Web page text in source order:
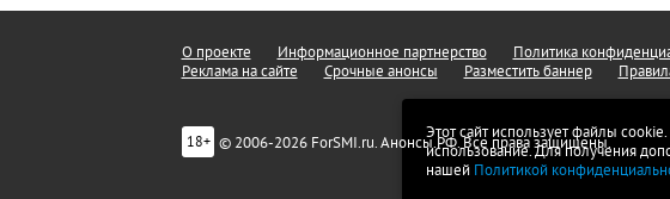
Этот сайт использует файлы
использование. Для получения
нашей Политикой
О проекте Информационное партнерство Политика
Реклама на сайте
Срочные анонсы Разместить баннер
18+ © 2006-2026 ForSMI.ru. Анонсы.РФ. Все права защищены.